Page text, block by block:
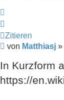
Zitieren
Beitrag
von Matthiasj »
In Kurzform
https://